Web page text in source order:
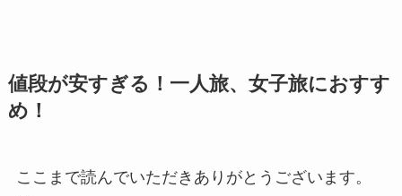
値段が安すぎる！一人旅、女子旅におすす
め！
ここまで読んでいただきありがとうございます。